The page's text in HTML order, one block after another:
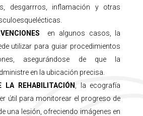
desgarrros, inflamación y otras
en algunos casos, la
utilizar para guiar procedimientos
asegurándose de que la
en la ubicación precisa.
LA REHABILITACIÓN
la ecografía
útil para monitorear el progreso de
una lesión, ofreciendo imágenes en